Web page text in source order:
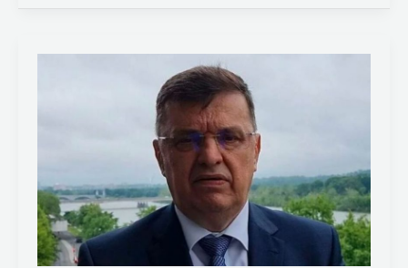
ministara
sadašnjim
ustavom
apsolutno
može